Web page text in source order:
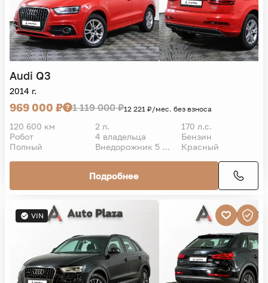
Audi Q3
2014 г.
969 000 ₽ 1 119 000 ₽12 221 ₽/мес. без взноса
120 600 км 2 л.
170 л.с.
Робот
4 владельца
Бензин
Полный
Внедорожник 5 дв. Красный
Подробнее
VIN